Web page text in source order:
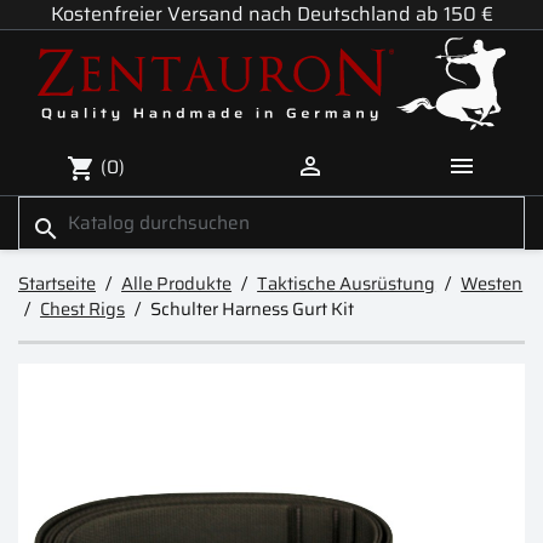
Kostenfreier Versand nach Deutschland ab 150 €
shopping_cart (0)  
search
Startseite Alle Produkte Taktische Ausrüstung
Westen
Chest Rigs
Schulter Harness Gurt Kit